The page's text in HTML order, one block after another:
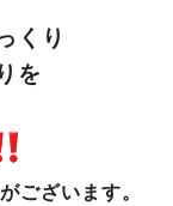
くり
を
ございます。